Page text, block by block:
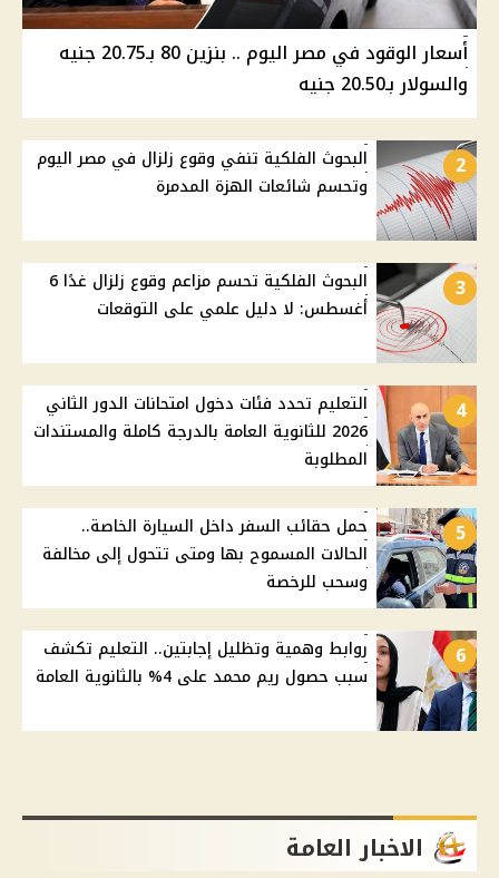
أسعار الوقود في مصر اليوم .. بنزين 80 بـ20.75 جنيه
والسولار بـ20.50 جنيه
2
البحوث الفلكية تنفي وقوع زلزال في مصر اليوم
وتحسم شائعات الهزة المدمرة
3
البحوث الفلكية تحسم مزاعم وقوع زلزال غدًا 6
أغسطس: لا دليل علمي على التوقعات
4
التعليم تحدد فئات دخول امتحانات الدور الثاني
2026 للثانوية العامة بالدرجة كاملة والمستندات
المطلوبة
5
حمل حقائب السفر داخل السيارة الخاصة..
الحالات المسموح بها ومتى تتحول إلى مخالفة
وسحب للرخصة
6
روابط وهمية وتظليل إجابتين.. التعليم تكشف
سبب حصول ريم محمد على 4% بالثانوية العامة
الاخبار العامة